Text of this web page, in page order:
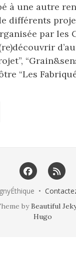
à une autre
différents
par les
“Les
•
byBeautiful
Hugo